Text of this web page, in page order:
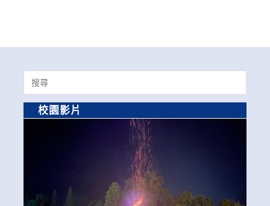
Search
for:
校園影片